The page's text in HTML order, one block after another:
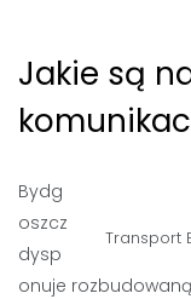
Jakie są
Transport
Bydg
oszcz
dysp
onuje